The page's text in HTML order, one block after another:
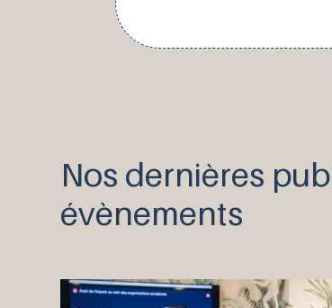
Nos dernières
évènements